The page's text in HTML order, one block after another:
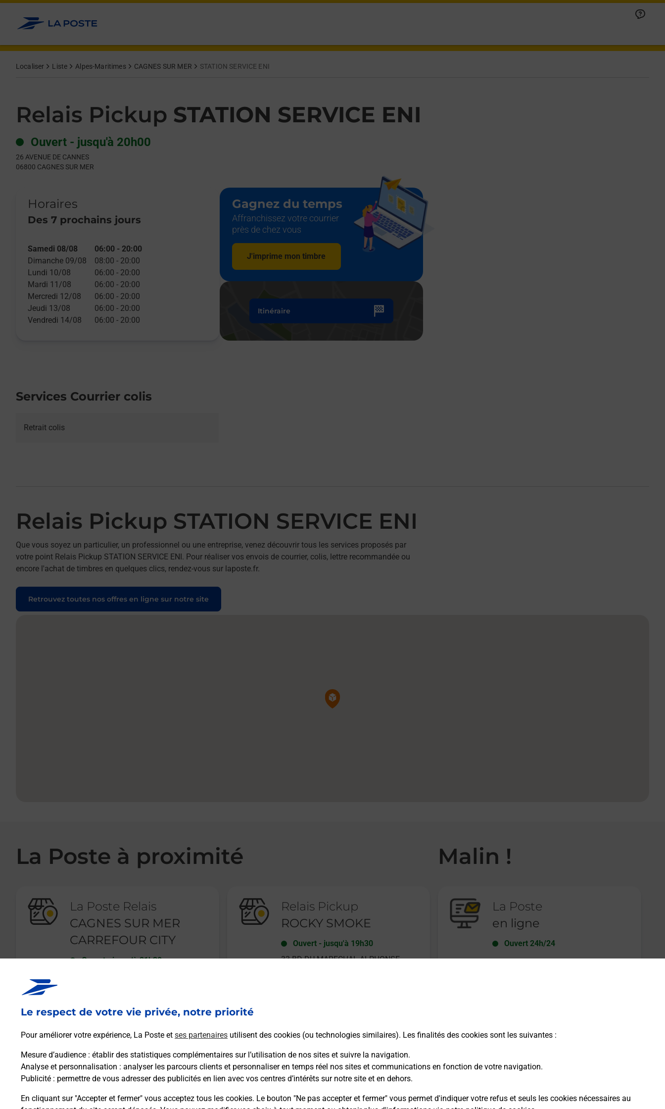
Le respect de votre vie privée, notre priorité
Pour améliorer votre expérience, La Poste et ses partenaires utilisent des cookies (ou technologies similaires). Les finalités des cookies sont les suivantes :
Mesure d’audience : établir des statistiques complémentaires sur l’utilisation de nos sites et suivre la navigation.
Analyse et personnalisation : analyser les parcours clients et personnaliser en temps réel nos sites et communications en fonction de votre navigation.
Publicité : permettre de vous adresser des publicités en lien avec vos centres d’intérêts sur notre site et en dehors.
En cliquant sur "Accepter et fermer" vous acceptez tous les cookies. Le bouton "Ne pas accepter et fermer" vous permet d'indiquer votre refus et seuls les cookies nécessaires au
Allez au contenu
Localiser Liste Alpes-Maritimes CAGNES SUR MER STATION SERVICE ENI
Relais Pickup STATION SERVICE ENI
Ouvert - jusqu'à 20h00
26 AVENUE DE CANNES
06800 CAGNES SUR MER
Horaires
Des 7 prochains jours
Day of the WeekHours
Samedi 08/08 06:00 - 20:00
Dimanche 09/08
08:00 - 20:00
Lundi 10/08
06:00 - 20:00
Mardi 11/08
06:00 - 20:00
Mercredi 12/08
06:00 - 20:00
Jeudi 13/08
06:00 - 20:00
Vendredi 14/08
06:00 - 20:00
Gagnez du temps
Affranchissez votre courrier
près de chez vous
J'imprime mon timbre
Itinéraire
Services Courrier colis
Retrait colis
Relais Pickup STATION SERVICE ENI
Que vous soyez un particulier, un professionnel ou une entreprise, venez découvrir tous les services proposés par
votre point Relais Pickup STATION SERVICE ENI. Pour réaliser vos envois de courrier, colis, lettre recommandée ou
encore l'achat de timbres en quelques clics, rendez-vous sur laposte.fr.
Retrouvez toutes nos offres en ligne sur notre site
Pin de la carte
Get directions to Relais Pickup at 26 AVENUE DE CANNES CAGNES SUR MER,
lien s'ouvre dans un nouvel onglet
La Poste à proximité
La Poste Relais
CAGNES SUR MER
CARREFOUR CITY
Ouvert-jusqu'à 21h30
En savoir plus
Relais Pickup
ROCKY SMOKE
Ouvert- jusqu'à 19h30
33 BD DU MARECHAL ALPHONSE
Malin !
La Poste
en ligne
Ouvert 24h/24